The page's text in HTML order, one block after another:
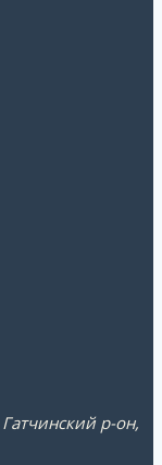
р-он,